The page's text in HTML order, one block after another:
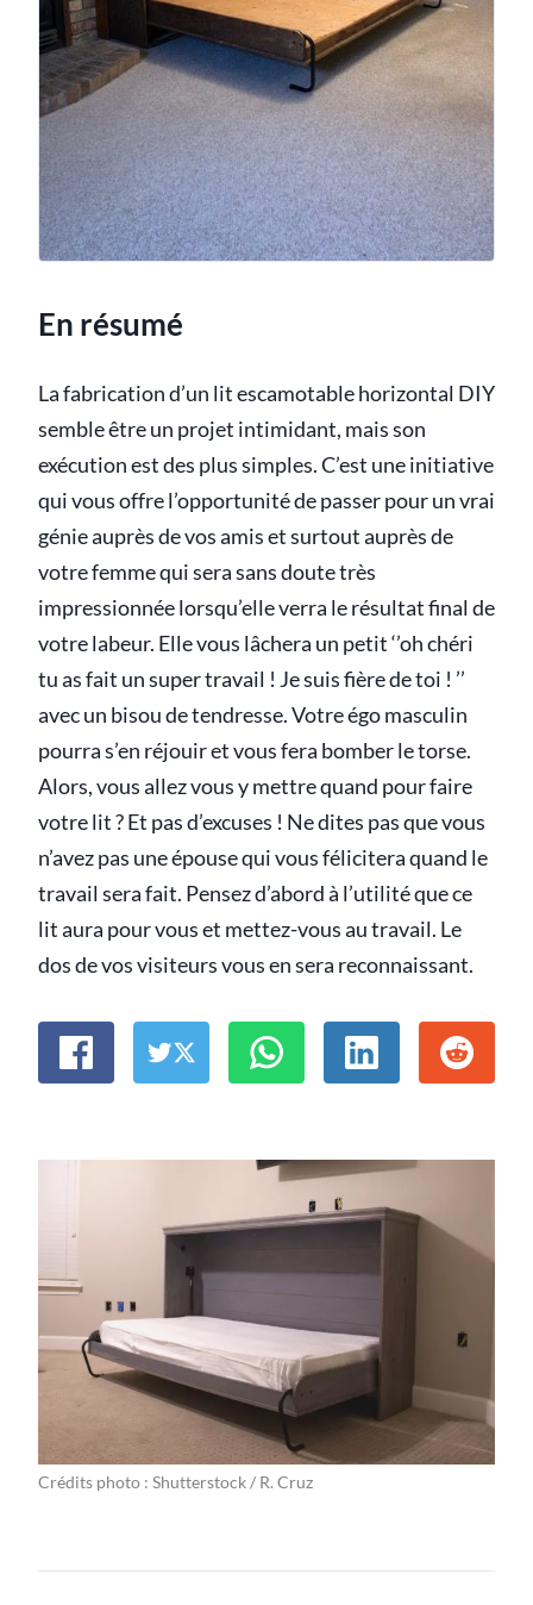
En résumé
La fabrication d’un lit escamotable horizontal DIY
semble être un projet intimidant, mais son
exécution est des plus simples. C’est une initiative
qui vous offre l’opportunité de passer pour un vrai
génie auprès de vos amis et surtout auprès de
votre femme qui sera sans doute très
impressionnée lorsqu’elle verra le résultat final de
votre labeur. Elle vous lâchera un petit ‘’oh chéri
tu as fait un super travail ! Je suis fière de toi ! ’’
avec un bisou de tendresse. Votre égo masculin
pourra s’en réjouir et vous fera bomber le torse.
Alors, vous allez vous y mettre quand pour faire
votre lit ? Et pas d’excuses ! Ne dites pas que vous
n’avez pas une épouse qui vous félicitera quand le
travail sera fait. Pensez d’abord à l’utilité que ce
lit aura pour vous et mettez-vous au travail. Le
dos de vos visiteurs vous en sera reconnaissant.
Crédits photo : Shutterstock / R. Cruz